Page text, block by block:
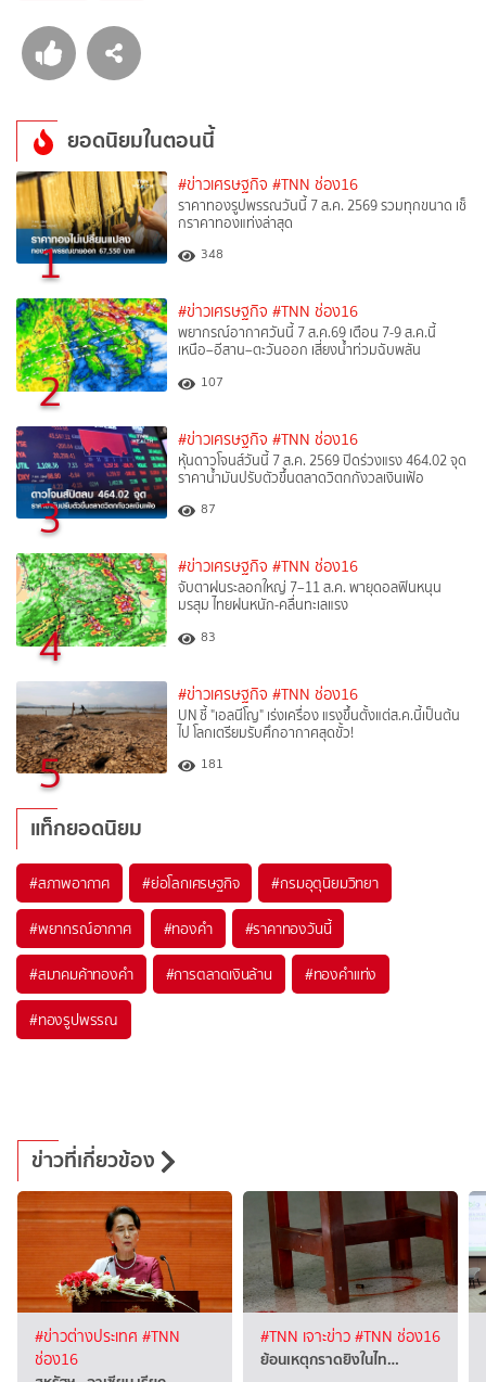
ยอดนิยมในตอนนี้
1
#ข่าวเศรษฐกิจ #TNN ช่อง16
ราคาทองรูปพรรณวันนี้ 7 ส.ค. 2569 รวมทุกขนาด เช็
กราคาทองแท่งล่าสุด
348
2
#ข่าวเศรษฐกิจ #TNN ช่อง16
พยากรณ์อากาศวันนี้ 7 ส.ค.69 เตือน 7-9 ส.ค.นี้
เหนือ–อีสาน–ตะวันออก เสี่ยงน้ำท่วมฉับพลัน
107
3
#ข่าวเศรษฐกิจ #TNN ช่อง16
หุ้นดาวโจนส์วันนี้ 7 ส.ค. 2569 ปิดร่วงแรง 464.02 จุด
ราคาน้ำมันปรับตัวขึ้นตลาดวิตกกังวลเงินเฟ้อ
87
4
#ข่าวเศรษฐกิจ #TNN ช่อง16
จับตาฝนระลอกใหญ่ 7–11 ส.ค. พายุดอลฟินหนุน
มรสุม ไทยฝนหนัก-คลื่นทะเลแรง
83
5
#ข่าวเศรษฐกิจ #TNN ช่อง16
UN ชี้ "เอลนีโญ" เร่งเครื่อง แรงขึ้นตั้งแต่ส.ค.นี้เป็นต้น
ไป โลกเตรียมรับศึกอากาศสุดขั้ว!
181
แท็กยอดนิยม
#สภาพอากาศ #ย่อโลกเศรษฐกิจ #กรมอุตุนิยมวิทยา
#พยากรณ์อากาศ #ทองคำ #ราคาทองวันนี้
#สมาคมค้าทองคำ #การตลาดเงินล้าน #ทองคำแท่ง
#ทองรูปพรรณ
ข่าวที่เกี่ยวข้อง
#ข่าวต่างประเทศ #TNN
ช่อง16
#TNN เจาะข่าว#TNN ช่อง16
ย้อนเหตุกราดยิงในไท…